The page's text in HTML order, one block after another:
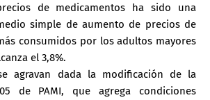
de medicamentos ha sido una
simple de aumento de precios de
consumidos por los adultos mayores
el 3,8%.
agravan dada la modificación de la
de PAMI, que agrega condiciones